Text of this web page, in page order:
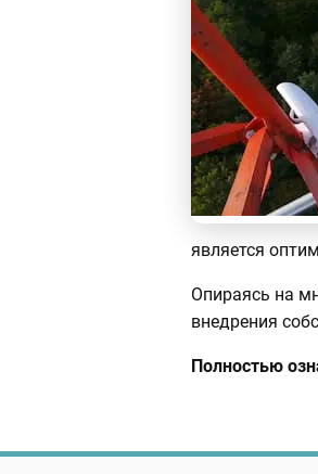
является
Опираясь на
внедрения
Полностью